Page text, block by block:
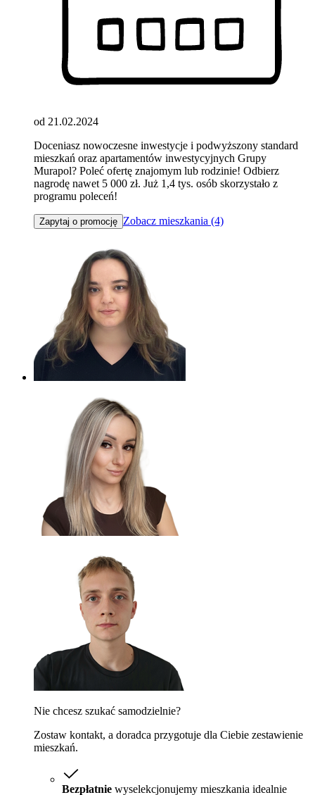
od 21.02.2024
Doceniasz nowoczesne inwestycje i podwyższony standard
mieszkań oraz apartamentów inwestycyjnych Grupy
Murapol? Poleć ofertę znajomym lub rodzinie! Odbierz
nagrodę nawet 5 000 zł. Już 1,4 tys. osób skorzystało z
programu poleceń!
Zapytaj o promocję Zobacz mieszkania (4)
Nie chcesz szukać samodzielnie?
Zostaw kontakt, a doradca przygotuje dla Ciebie zestawienie
mieszkań.
Bezpłatnie wyselekcjonujemy mieszkania idealnie